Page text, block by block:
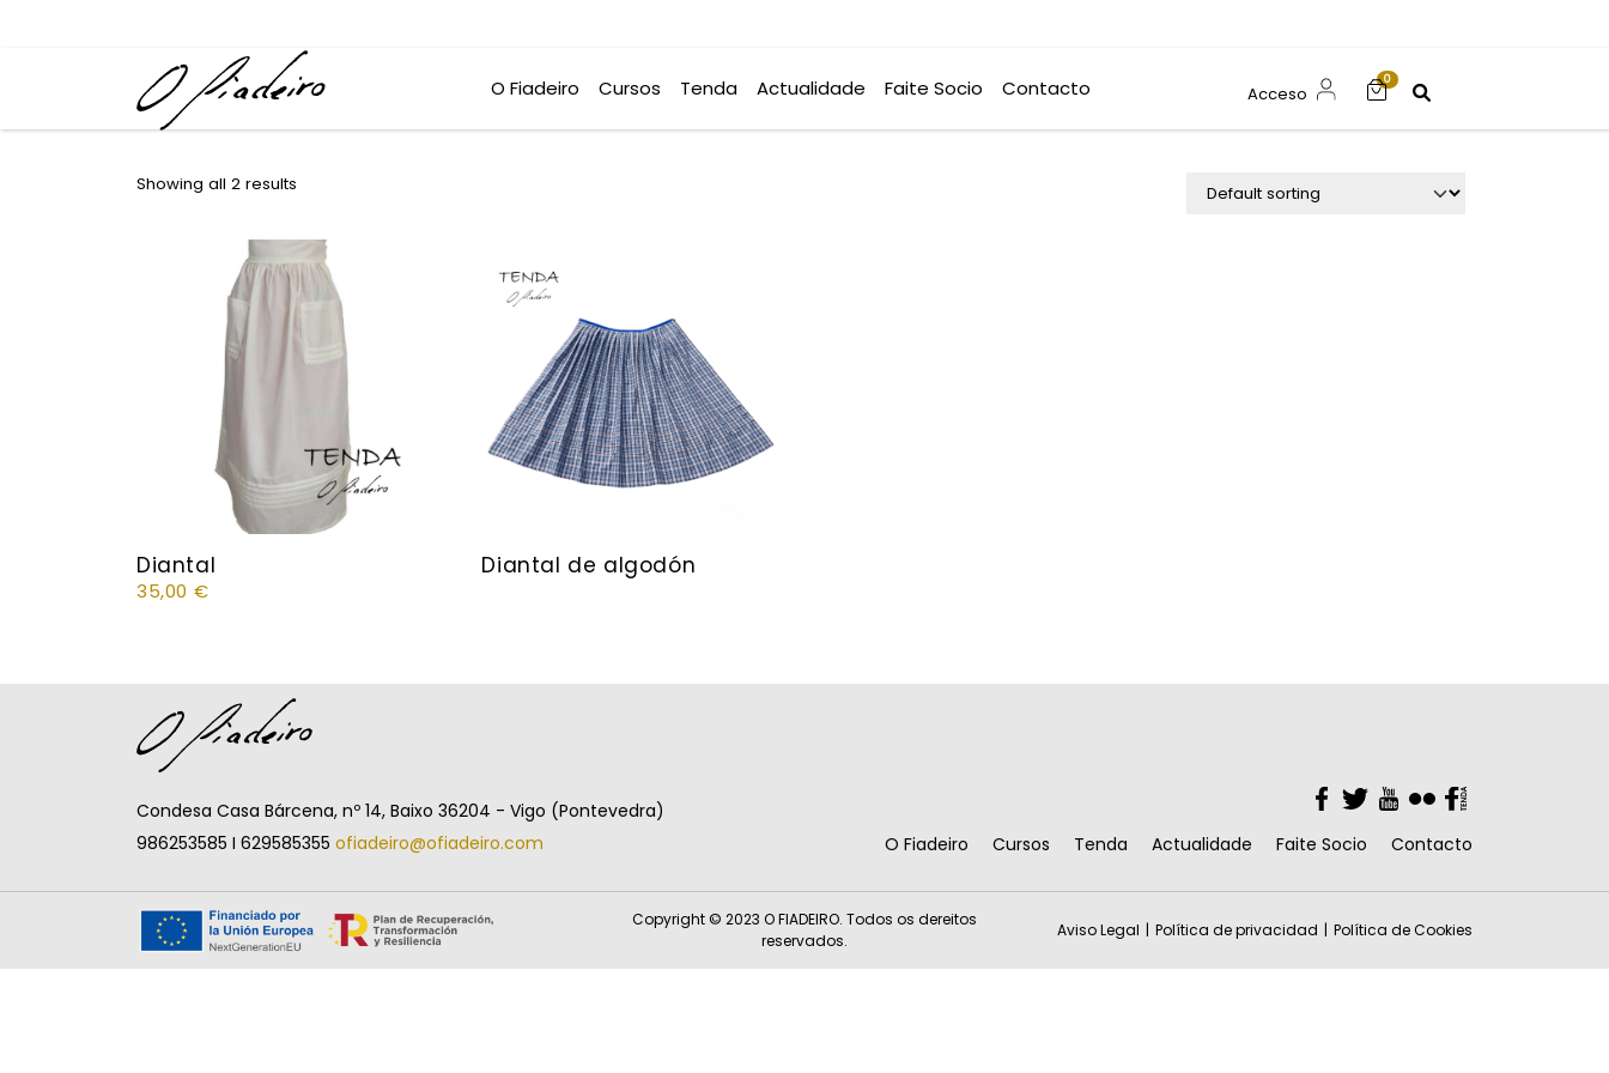
O Fiadeiro Cursos Tenda Actualidade Faite Socio Contacto Acceso
0
Showing all 2 results
Diantal
35,00 €
Diantal de algodón
Condesa Casa Bárcena, nº 14, Baixo 36204 - Vigo (Pontevedra)
986253585 I 629585355 ofiadeiro@ofiadeiro.com
Facebook
Twitter
YouTube
FlickrFacebook
O Fiadeiro Cursos Tenda Actualidade Faite Socio Contacto
Copyright © 2023 O FIADEIRO. Todos os dereitos
reservados.
Aviso Legal Política de privacidad Política de Cookies